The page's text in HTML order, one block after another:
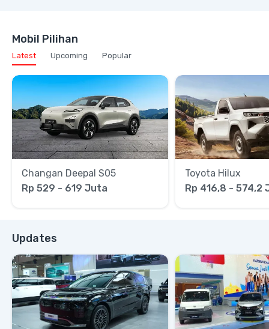
Mobil Pilihan
Latest Upcoming Popular
Changan Deepal S05
Rp 529 - 619 Juta
Toyota Hilux
Rp 416,8 - 574,2
Updates